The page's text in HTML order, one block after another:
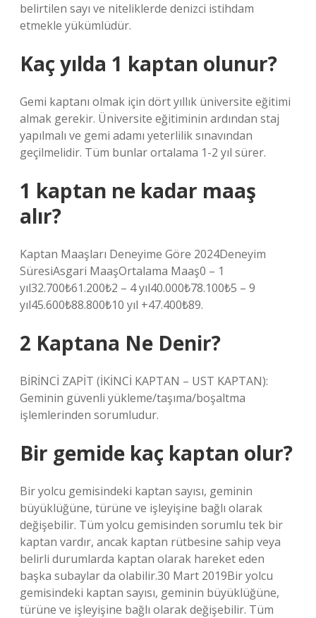
belirtilen sayı ve niteliklerde denizci istihdam
etmekle yükümlüdür.
Kaç yılda 1 kaptan olunur?
Gemi kaptanı olmak için dört yıllık üniversite eğitimi
almak gerekir. Üniversite eğitiminin ardından staj
yapılmalı ve gemi adamı yeterlilik sınavından
geçilmelidir. Tüm bunlar ortalama 1-2 yıl sürer.
1 kaptan ne kadar maaş
alır?
Kaptan Maaşları Deneyime Göre 2024Deneyim
SüresiAsgari MaaşOrtalama Maaş0 – 1
yıl32.700₺61.200₺2 – 4 yıl40.000₺78.100₺5 – 9
yıl45.600₺88.800₺10 yıl +47.400₺89.
2 Kaptana Ne Denir?
BİRİNCİ ZAPİT (İKİNCİ KAPTAN – UST KAPTAN):
Geminin güvenli yükleme/taşıma/boşaltma
işlemlerinden sorumludur.
Bir gemide kaç kaptan olur?
Bir yolcu gemisindeki kaptan sayısı, geminin
büyüklüğüne, türüne ve işleyişine bağlı olarak
değişebilir. Tüm yolcu gemisinden sorumlu tek bir
kaptan vardır, ancak kaptan rütbesine sahip veya
belirli durumlarda kaptan olarak hareket eden
başka subaylar da olabilir.30 Mart 2019Bir yolcu
gemisindeki kaptan sayısı, geminin büyüklüğüne,
türüne ve işleyişine bağlı olarak değişebilir. Tüm